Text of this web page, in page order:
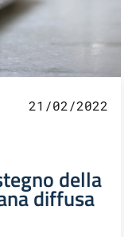
21/02/2022
della
diffusa